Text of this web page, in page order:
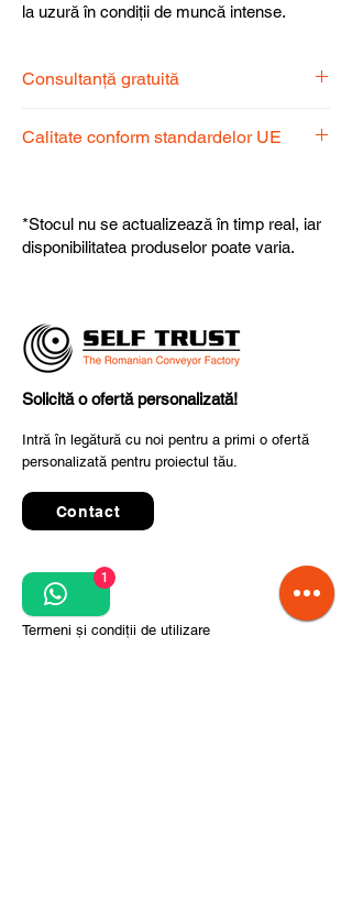
la uzură în condiții de muncă intense.
Consultanță gratuită
dispoziție pentru a alege produsul
Calitate conform standardelor UE
fiabilitate și performanță superioară.
*Stocul nu se actualizează în timp real, iar
disponibilitatea produselor poate varia.
Solicită o ofertă personalizată!
Intră în legătură cu noi pentru a primi o ofertă
personalizată pentru proiectul tău.
Contact
Quick Links
Termeni și condiții de utilizare
1